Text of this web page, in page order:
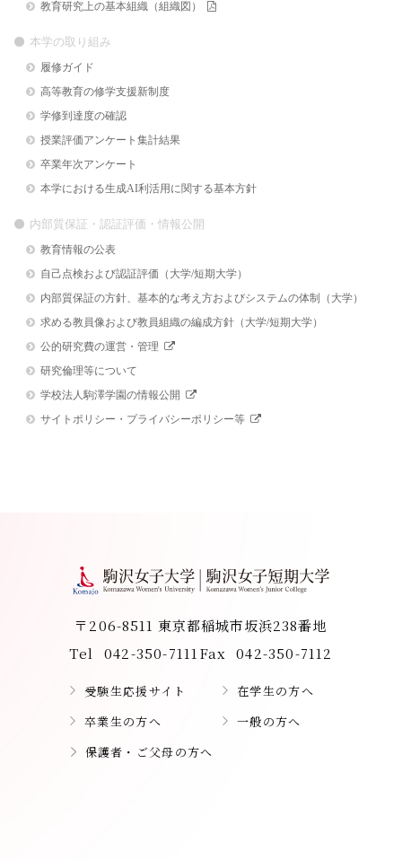
教育研究上の基本組織（組織図）
本学の取り組み
履修ガイド
高等教育の修学支援新制度
学修到達度の確認
授業評価アンケート集計結果
卒業年次アンケート
本学における生成AI利活用に関する基本方針
内部質保証・認証評価・情報公開
教育情報の公表
自己点検および認証評価（大学/短期大学）
内部質保証の方針、基本的な考え方およびシステムの体制（大学）
求める教員像および教員組織の編成方針（大学/短期大学）
公的研究費の運営・管理
研究倫理等について
学校法人駒澤学園の情報公開
サイトポリシー・プライバシーポリシー等
〒206-8511 東京都稲城市坂浜238番地
Tel
042-350-7111 Fax 042-350-7112
受験生応援サイト
在学生の方へ
卒業生の方へ
一般の方へ
保護者・ご父母の方へ